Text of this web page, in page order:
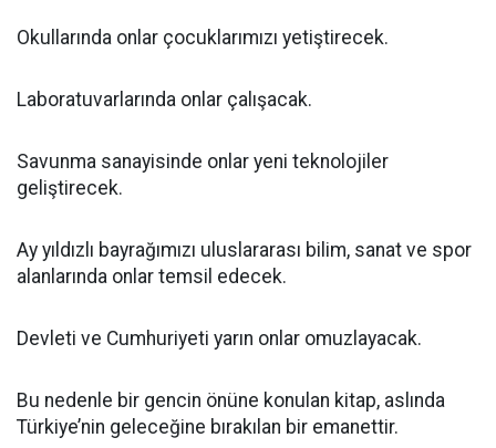
Okullarında onlar çocuklarımızı yetiştirecek.
Laboratuvarlarında onlar çalışacak.
Savunma sanayisinde onlar yeni teknolojiler
geliştirecek.
Ay yıldızlı bayrağımızı uluslararası bilim, sanat ve spor
alanlarında onlar temsil edecek.
Devleti ve Cumhuriyeti yarın onlar omuzlayacak.
Bu nedenle bir gencin önüne konulan kitap, aslında
Türkiye’nin geleceğine bırakılan bir emanettir.